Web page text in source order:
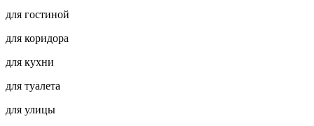
для гостиной
для коридора
для кухни
для туалета
для улицы